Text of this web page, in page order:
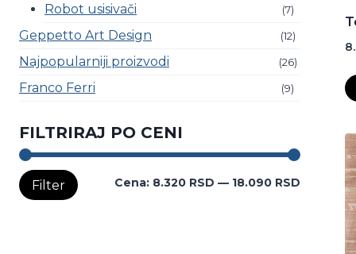
Robot usisivači (7)
Geppetto Art Design (12)
Najpopularniji proizvodi (26)
Franco Ferri (9)
FILTRIRAJ PO CENI
Filter Cena: 8.320 RSD — 18.090 RSD